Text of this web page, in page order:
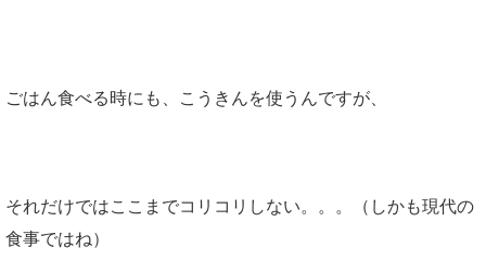
ごはん食べる時にも、こうきんを使うんですが、
それだけではここまでコリコリしない。。。（しかも現代の
食事ではね）